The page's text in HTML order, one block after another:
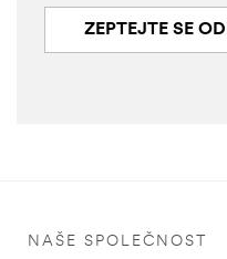
ZEPTEJTE SE
NAŠE SPOLEČNOST